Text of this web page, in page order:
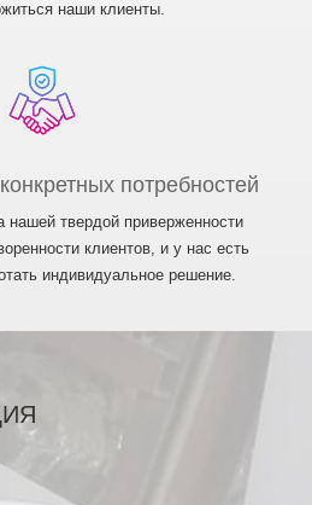
наши клиенты.
потребностей
нашей твердой приверженности
клиентов, и у нас есть
индивидуальное решение.